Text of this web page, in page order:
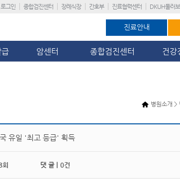
로그인 종합검진센터 장례식장 간호부 진료협력센터 DKUH둘러보
진료안내
암센터 종합검진센터 건강
병원소개 >
유일 '최고 등급' 획득
댓 글 | 0건